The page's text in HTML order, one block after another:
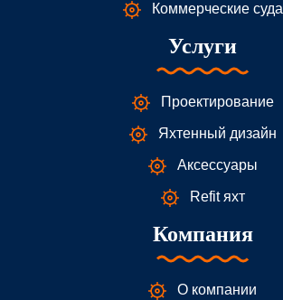
Коммерческие суда
Услуги
Проектирование
Яхтенный дизайн
Аксессуары
Refit яхт
Компания
О компании